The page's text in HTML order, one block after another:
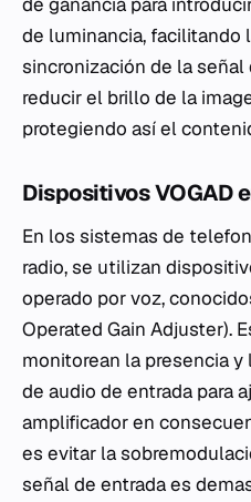
de luminancia, facilitando
sincronización de la señal
reducir el brillo de la
protegiendo así el
Dispositivos VOGAD
En los sistemas de
radio, se utilizan
operado por voz,
Operated Gain Adjuster).
monitorean la presencia
de audio de entrada para
amplificador en
es evitar la
señal de entrada es